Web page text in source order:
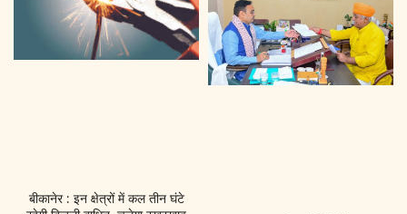
बीकानेर : इन क्षेत्रों में कल तीन घंटे